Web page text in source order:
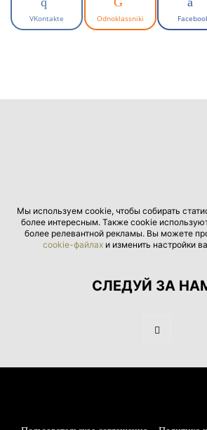
VKontakte Odnoklassniki
Мы используем cookie, чтобы собирать
более интересным. Также cookie
более релевантной рекламы. Вы можете
cookie-файлах и изменить настройки
СЛЕДУЙ ЗА